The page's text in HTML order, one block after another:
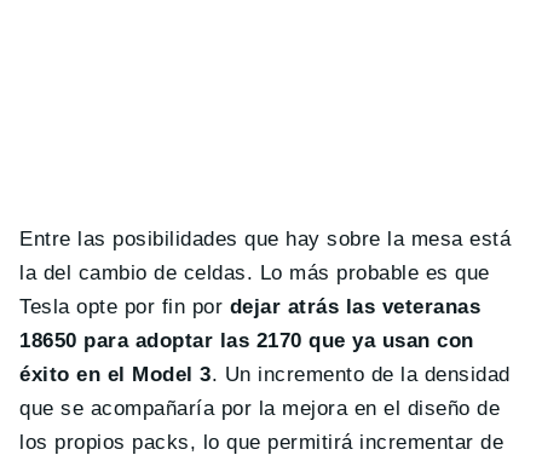
Entre las posibilidades que hay sobre la mesa está
la del cambio de celdas. Lo más probable es que
Tesla opte por fin por dejar atrás las veteranas
18650 para adoptar las 2170 que ya usan con
éxito en el Model 3. Un incremento de la densidad
que se acompañaría por la mejora en el diseño de
los propios packs, lo que permitirá incrementar de